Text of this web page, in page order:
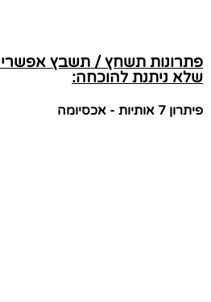
פתרונות תשחץ / תשבץ
שלא ניתנת להוכחה:
פיתרון 7 אותיות - אכסיומה